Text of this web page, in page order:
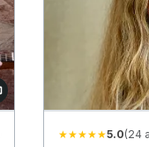
★★★★★5.0(24